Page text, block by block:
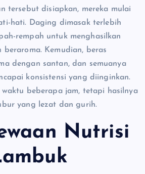
tersebut disiapkan, mereka mulai
hati. Daging dimasak terlebih
rempah untuk menghasilkan
beraroma. Kemudian, beras
dengan santan, dan semuanya
konsistensi yang diinginkan.
waktu beberapa jam, tetapi hasilnya
yang lezat dan gurih.
Nutrisi